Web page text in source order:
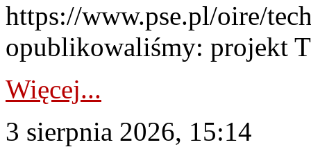
https://www.pse.pl/oire/
opublikowaliśmy: projekt
Więcej...
3 sierpnia 2026, 15:14